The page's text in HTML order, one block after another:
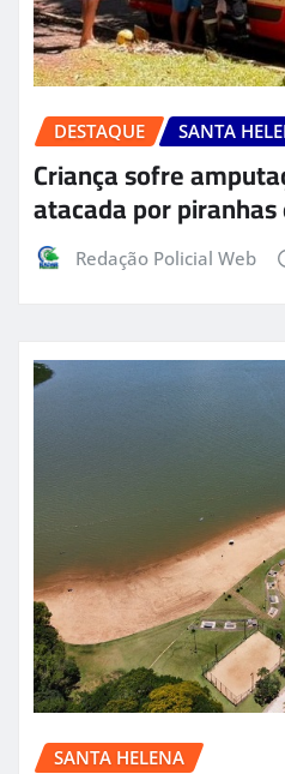
DESTAQUE SANTA
Criança sofre
atacada por
Redação Policial Web
SANTA HELENA